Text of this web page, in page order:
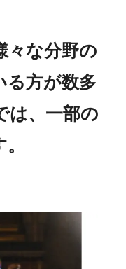
々な分野の
る方が数多
は、一部の